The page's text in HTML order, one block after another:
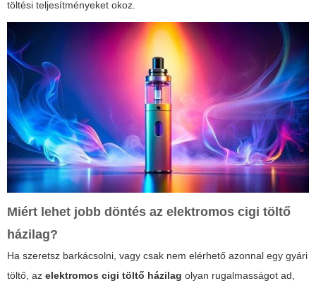
töltési teljesítményeket okoz.
Miért lehet jobb döntés az elektromos cigi töltő
házilag?
Ha szeretsz barkácsolni, vagy csak nem elérhető azonnal egy gyári
töltő, az elektromos cigi töltő házilag olyan rugalmasságot ad,